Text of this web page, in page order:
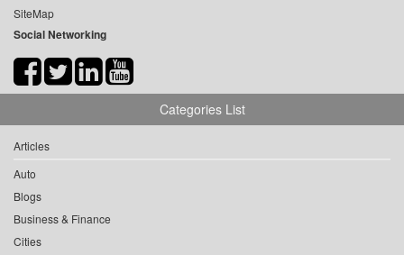
SiteMap
Social Networking
Categories List
Articles
Auto
Blogs
Business & Finance
Cities